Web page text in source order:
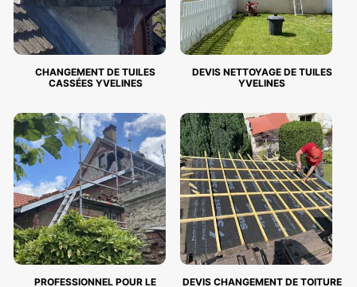
CHANGEMENT DE TUILES
CASSÉES YVELINES
DEVIS NETTOYAGE DE TUILES
YVELINES
PROFESSIONNEL POUR LE
DEVIS CHANGEMENT DE TOITURE